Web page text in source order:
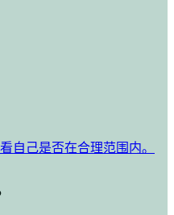
自己是否在合理范围内。